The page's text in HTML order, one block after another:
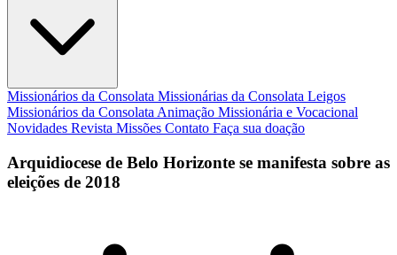
Missionários da Consolata Missionárias da Consolata Leigos
Missionários da Consolata Animação Missionária e Vocacional
Novidades Revista Missões Contato Faça sua doação
Arquidiocese de Belo Horizonte se manifesta sobre as
eleições de 2018